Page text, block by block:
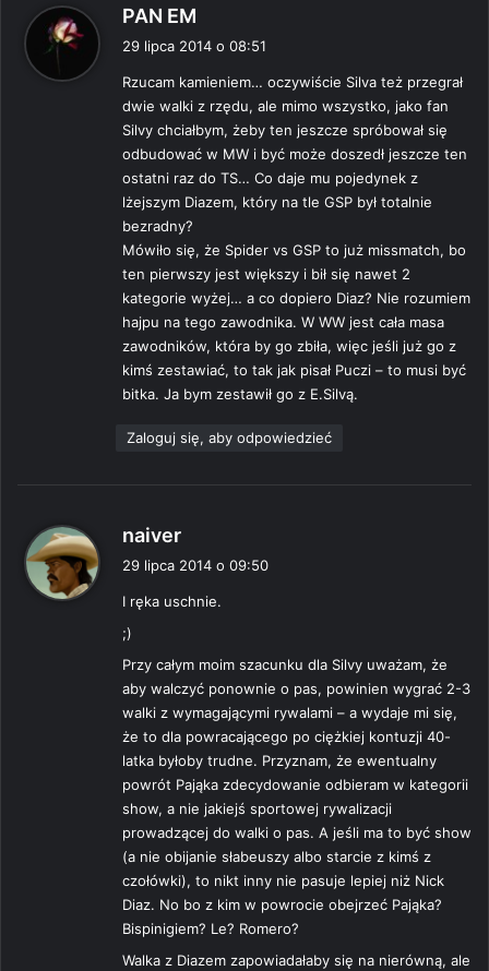
PAN EM
z
e
:
29 lipca 2014 o 08:51
Rzucam kamieniem… oczywiście Silva też przegrał
dwie walki z rzędu, ale mimo wszystko, jako fan
Silvy chciałbym, żeby ten jeszcze spróbował się
odbudować w MW i być może doszedł jeszcze ten
ostatni raz do TS… Co daje mu pojedynek z
lżejszym Diazem, który na tle GSP był totalnie
bezradny?
Mówiło się, że Spider vs GSP to już missmatch, bo
ten pierwszy jest większy i bił się nawet 2
kategorie wyżej… a co dopiero Diaz? Nie rozumiem
hajpu na tego zawodnika. W WW jest cała masa
zawodników, która by go zbiła, więc jeśli już go z
kimś zestawiać, to tak jak pisał Puczi – to musi być
bitka. Ja bym zestawił go z E.Silvą.
Zaloguj się, aby odpowiedzieć
naiver
i
z
29 lipca 2014 o 09:50
I ręka uschnie.
;)
Przy całym moim szacunku dla Silvy uważam, że
aby walczyć ponownie o pas, powinien wygrać 2-3
walki z wymagającymi rywalami – a wydaje mi się,
że to dla powracającego po ciężkiej kontuzji 40-
latka byłoby trudne. Przyznam, że ewentualny
powrót Pająka zdecydowanie odbieram w kategorii
show, a nie jakiejś sportowej rywalizacji
prowadzącej do walki o pas. A jeśli ma to być show
(a nie obijanie słabeuszy albo starcie z kimś z
czołówki), to nikt inny nie pasuje lepiej niż Nick
Diaz. No bo z kim w powrocie obejrzeć Pająka?
Bispinigiem? Le? Romero?
Walka z Diazem zapowiadałaby się na nierówną, ale